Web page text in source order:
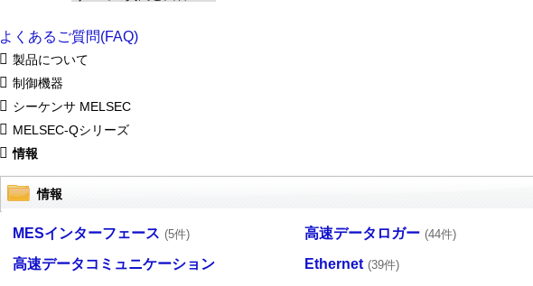
よくあるご質問(FAQ)
製品について
制御機器
シーケンサ MELSEC
MELSEC-Qシリーズ
情報
情報
MESインターフェース (5件) 高速データロガー (44件)
高速データコミュニケーション Ethernet (39件)